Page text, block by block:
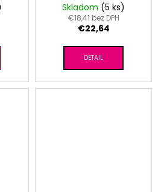
bledomodrá
Skladom (5 ks)
€18,41 bez DPH
€22,64
DETAIL